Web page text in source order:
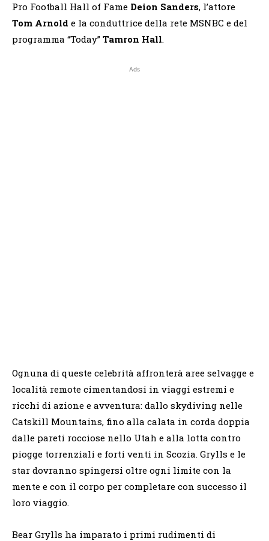
Pro Football Hall of Fame Deion Sanders, l’attore
Tom Arnold e la conduttrice della rete MSNBC e del
programma “Today” Tamron Hall.
Ads
Ognuna di queste celebrità affronterà aree selvagge e
località remote cimentandosi in viaggi estremi e
ricchi di azione e avventura: dallo skydiving nelle
Catskill Mountains, fino alla calata in corda doppia
dalle pareti rocciose nello Utah e alla lotta contro
piogge torrenziali e forti venti in Scozia. Grylls e le
star dovranno spingersi oltre ogni limite con la
mente e con il corpo per completare con successo il
loro viaggio.
Bear Grylls ha imparato i primi rudimenti di